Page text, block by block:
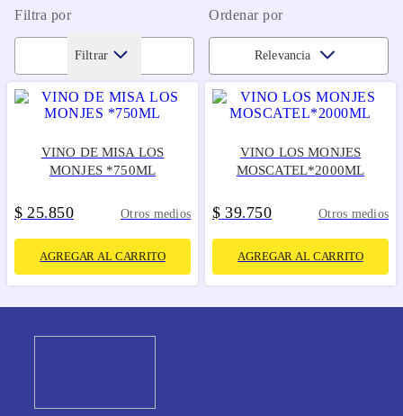
Filtra por Ordenar por
Filtrar Relevancia
VINO DE MISA LOS
MONJES *750ML
$ 25.850 Otros medios
AGREGAR AL CARRITO
VINO LOS MONJES
MOSCATEL*2000ML
$ 39.750 Otros medios
AGREGAR AL CARRITO